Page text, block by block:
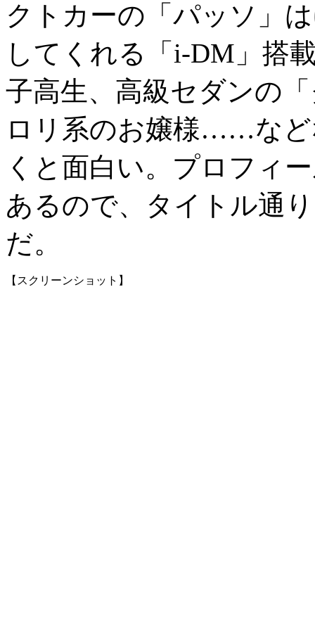
クトカーの「パッソ」
してくれる「i-DM」搭
子高生、高級セダンの
ロリ系のお嬢様……など
くと面白い。プロフィ
あるので、タイトル通
だ。
【スクリーンショット】